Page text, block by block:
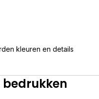
kleuren en details